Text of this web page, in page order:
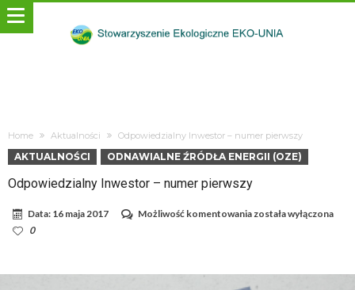
Home Aktualności Odpowiedzialny Inwestor – numer pierwszy
AKTUALNOŚCI ODNAWIALNE ŹRÓDŁA ENERGII (OZE)
Odpowiedzialny Inwestor – numer pierwszy
Data: 16 maja 2017 Możliwość komentowania Odpowiedzialny
została wyłączona
0